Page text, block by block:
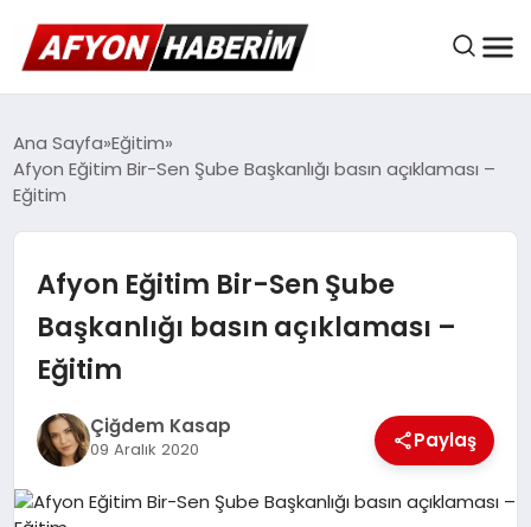
AFYON HABER
GÜNDEM
BELEDIYELER
DÜNYA
Ana Sayfa Eğitim
Afyon Eğitim Bir-Sen Şube Başkanlığı basın açıklaması –
Eğitim
Afyon Eğitim Bir-Sen Şube
Başkanlığı basın açıklaması –
Eğitim
Çiğdem Kasap
09 Aralık 2020 Paylaş